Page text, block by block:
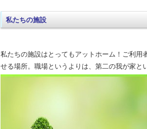
私たちの施設
私たちの施設はとってもアットホーム！ご利
せる場所。職場というよりは、第二の我が家と